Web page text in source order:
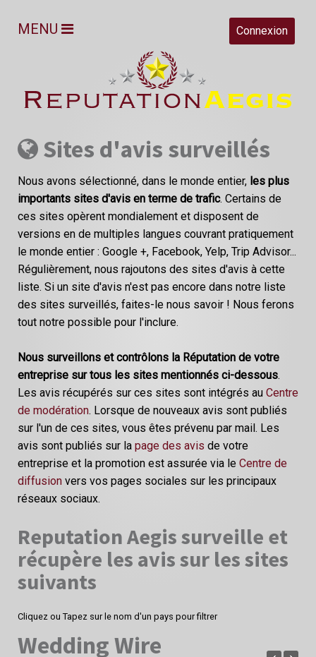
Connexion
MENU
Sites d'avis surveillés
Nous avons sélectionné, dans le monde entier, les plus
importants sites d'avis en terme de trafic. Certains de
ces sites opèrent mondialement et disposent de
versions en de multiples langues couvrant pratiquement
le monde entier : Google +, Facebook, Yelp, Trip Advisor...
Régulièrement, nous rajoutons des sites d'avis à cette
liste. Si un site d'avis n'est pas encore dans notre liste
des sites surveillés, faites-le nous savoir ! Nous ferons
tout notre possible pour l'inclure.
Nous surveillons et contrôlons la Réputation de votre
entreprise sur tous les sites mentionnés ci-dessous.
Les avis récupérés sur ces sites sont intégrés au Centre
de modération. Lorsque de nouveaux avis sont publiés
sur l'un de ces sites, vous êtes prévenu par mail. Les
avis sont publiés sur la page des avis de votre
entreprise et la promotion est assurée via le Centre de
diffusion vers vos pages sociales sur les principaux
réseaux sociaux.
Reputation Aegis surveille et
récupère les avis sur les sites
suivants
Cliquez ou Tapez sur le nom d'un pays pour filtrer
Wedding Wire